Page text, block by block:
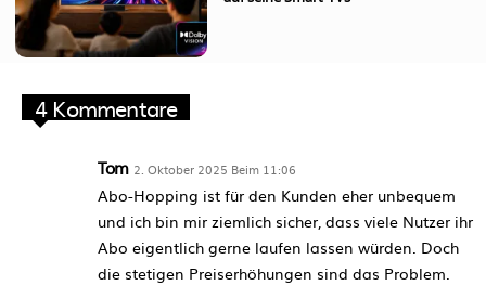
4 Kommentare
Tom 2. Oktober 2025 Beim 11:06
Abo-Hopping ist für den Kunden eher unbequem
und ich bin mir ziemlich sicher, dass viele Nutzer ihr
Abo eigentlich gerne laufen lassen würden. Doch
die stetigen Preiserhöhungen sind das Problem.